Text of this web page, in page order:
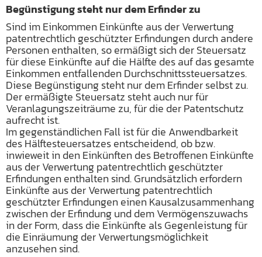
Begünstigung steht nur dem Erfinder zu
Sind im Einkommen Einkünfte aus der Verwertung
patentrechtlich geschützter Erfindungen durch andere
Personen enthalten, so ermäßigt sich der Steuersatz
für diese Einkünfte auf die Hälfte des auf das gesamte
Einkommen entfallenden Durchschnittssteuersatzes.
Diese Begünstigung steht nur dem Erfinder selbst zu.
Der ermäßigte Steuersatz steht auch nur für
Veranlagungszeiträume zu, für die der Patentschutz
aufrecht ist.
Im gegenständlichen Fall ist für die Anwendbarkeit
des Hälftesteuersatzes entscheidend, ob bzw.
inwieweit in den Einkünften des Betroffenen Einkünfte
aus der Verwertung patentrechtlich geschützter
Erfindungen enthalten sind. Grundsätzlich erfordern
Einkünfte aus der Verwertung patentrechtlich
geschützter Erfindungen einen Kausalzusammenhang
zwischen der Erfindung und dem Vermögenszuwachs
in der Form, dass die Einkünfte als Gegenleistung für
die Einräumung der Verwertungsmöglichkeit
anzusehen sind.